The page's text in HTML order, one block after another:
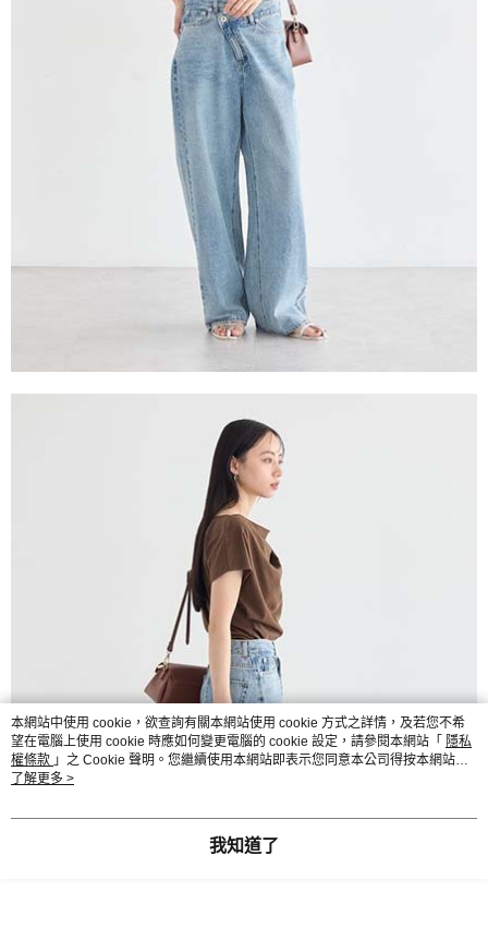
本網站中使用 cookie，欲查詢有關本網站使用 cookie 方式之詳情，及若您不希
望在電腦上使用 cookie 時應如何變更電腦的 cookie 設定，請參閱本網站「 隱私
權條款 」之 Cookie 聲明。您繼續使用本網站即表示您同意本公司得按本網站使
用條款之 Cookie 聲明使用 cookie。
了解更多 >
我知道了